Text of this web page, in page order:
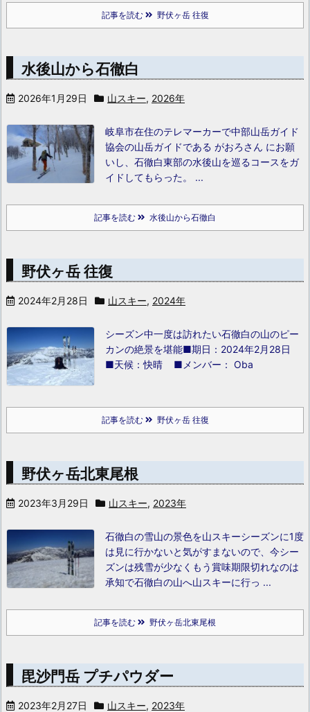
記事を読む 野伏ヶ岳 往復
水後山から石徹白
2026年1月29日 山スキー, 2026年
岐阜市在住のテレマーカーで中部山岳ガイド
協会の山岳ガイドである がおろさん にお願
いし、石徹白東部の水後山を巡るコースをガ
イドしてもらった。
...
記事を読む 水後山から石徹白
野伏ヶ岳 往復
2024年2月28日 山スキー, 2024年
シーズン中一度は訪れたい石徹白の山のピー
カンの絶景を堪能■期日：2024年2月28日
■天候：快晴 ■メンバー： Oba
記事を読む 野伏ヶ岳 往復
野伏ヶ岳北東尾根
2023年3月29日 山スキー, 2023年
石徹白の雪山の景色を山スキーシーズンに1度
は見に行かないと気がすまないので、今シー
ズンは残雪が少なくもう賞味期限切れなのは
承知で石徹白の山へ山スキーに行っ ...
記事を読む 野伏ヶ岳北東尾根
毘沙門岳 プチパウダー
2023年2月27日 山スキー, 2023年